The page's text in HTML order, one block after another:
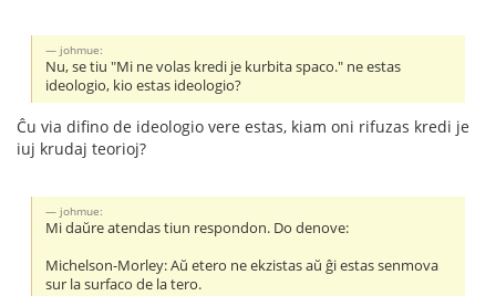
johmue:
Nu, se tiu "Mi ne volas kredi je kurbita spaco." ne estas
ideologio, kio estas ideologio?
Ĉu via difino de ideologio vere estas, kiam oni rifuzas kredi je
iuj krudaj teorioj?
johmue:
Mi daŭre atendas tiun respondon. Do denove:
Michelson-Morley: Aŭ etero ne ekzistas aŭ ĝi estas senmova
sur la surfaco de la tero.